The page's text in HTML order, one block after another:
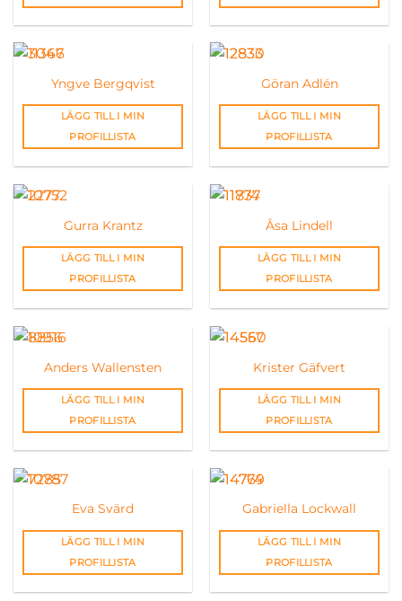
Yngve Bergqvist
LÄGG TILL I MIN
PROFILLISTA
Göran Adlén
LÄGG TILL I MIN
PROFILLISTA
Gurra Krantz
LÄGG TILL I MIN
PROFILLISTA
Åsa Lindell
LÄGG TILL I MIN
PROFILLISTA
Anders Wallensten
LÄGG TILL I MIN
PROFILLISTA
Krister Gäfvert
LÄGG TILL I MIN
PROFILLISTA
Eva Svärd
LÄGG TILL I MIN
PROFILLISTA
Gabriella Lockwall
LÄGG TILL I MIN
PROFILLISTA